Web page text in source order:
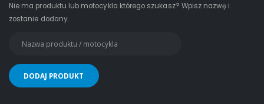
Nie ma produktu lub motocykla którego szukasz? Wpisz nazwę i
zostanie dodany.